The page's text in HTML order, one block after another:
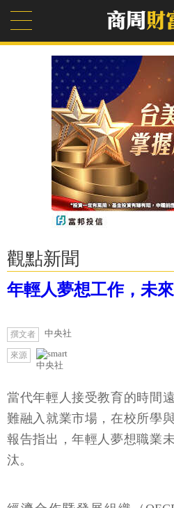
觀點新聞
年輕人夢想工作，未
撰文者 中央社
來源
中央社
當代年輕人接受教育的時間
難融入就業市場，在校所學
報告指出，年輕人夢想職業
汰。